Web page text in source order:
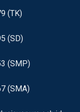
(TK)
(SD)
(SMP)
(SMA)